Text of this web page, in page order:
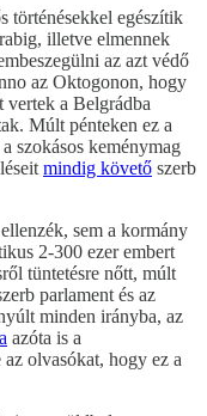
történésekkel egészítik
illetve elmennek
az azt védő
az Oktogonon, hogy
vertek a Belgrádba
Múlt pénteken ez a
szokásos keménymag
mindig követő szerb
sem a kormány
2-300 ezer embert
tüntetésre nőtt, múlt
parlament és az
minden irányba, az
azóta is a
olvasókat, hogy ez a